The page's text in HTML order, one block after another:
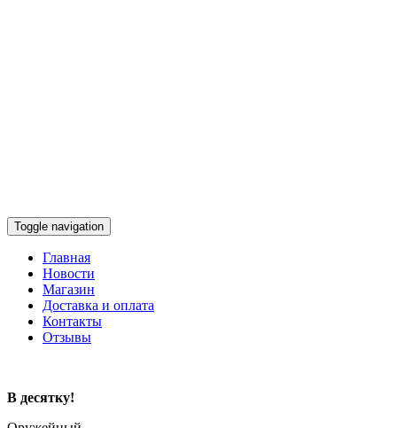
Toggle navigation
Главная
Новости
Магазин
Доставка и оплата
Контакты
Отзывы
В десятку!